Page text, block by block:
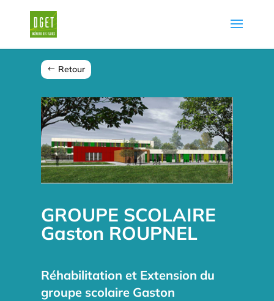
Retour
GROUPE SCOLAIRE
Gaston ROUPNEL
Réhabilitation et Extension du
groupe scolaire Gaston